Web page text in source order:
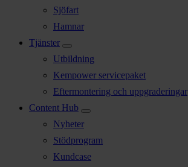
Sjöfart
Hamnar
Tjänster
Utbildning
Kempower servicepaket
Eftermontering och uppgraderingar
Content Hub
Nyheter
Stödprogram
Kundcase